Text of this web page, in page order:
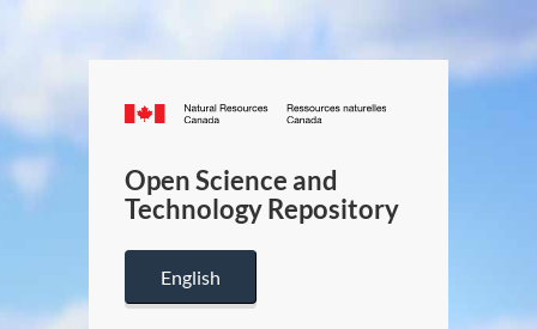
Canada.ca
/
Canada
Open Science and
Technology Repository
English